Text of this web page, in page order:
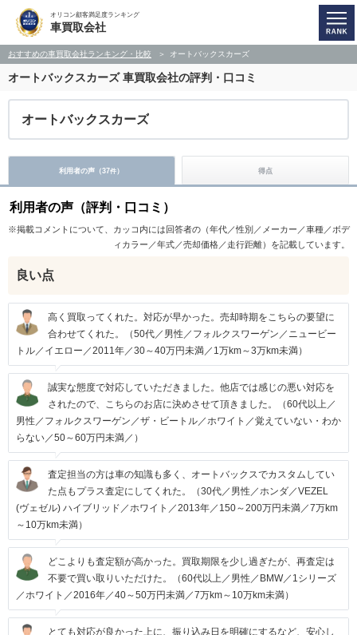
オリコン顧客満足度ランキング
車買取会社
おすすめの車買取会社ランキング・比較 オートバックスカーズ
オートバックスカーズ車買取会社の評判・口コミ
オートバックスカーズ
利用者の声（37件） 得点
利用者の声（評判・口コミ）
※掲載コメントについて、カッコ内には回答者の（年代／性別／メーカー／車種／ボデ
ィカラー／年式／売却価格／走行距離）を記載しています。
良い点
高く買取ってくれた。対応が早かった。売却時期をこちらの要望に
合わせてくれた。（50代／男性／フォルクスワーゲン／ニュービー
トル／イエロー／2011年／30～40万円未満／1万km～3万km未満）
誠実な態度で対応していただきました。他店では感じの悪い対応を
されたので、こちらのお店に決めさせて頂きました。（60代以上／
男性／フォルクスワーゲン／ザ・ビートル／ホワイト／覚えていない・わか
らない／50～60万円未満／）
査定担当の方は車の知識も多く、オートバックスでカスタムしてい
た点もプラス査定にしてくれた。（30代／男性／ホンダ／VEZEL
(ヴェゼル) ハイブリッド／ホワイト／2013年／150～200万円未満／7万km
～10万km未満）
どこよりも査定額が高かった。買取期限を少し過ぎたが、再査定は
不要で買い取りいただけた。（60代以上／男性／BMW／1シリーズ
／ホワイト／2016年／40～50万円未満／7万km～10万km未満）
とても対応が良かった上に、振り込み日を明確にするなど、安心し